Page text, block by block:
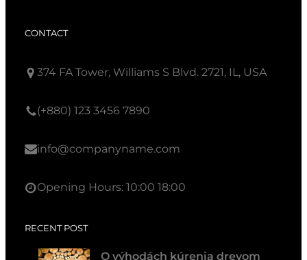
CONTACT
374 FA Tower, Williams S Blvd. 2721, IL, USA
(+880) 123 3456 7890
info@companyname.com
Opening Hours: 10:00 18:00
RECENT POST
O výhodách kúrenia drevom